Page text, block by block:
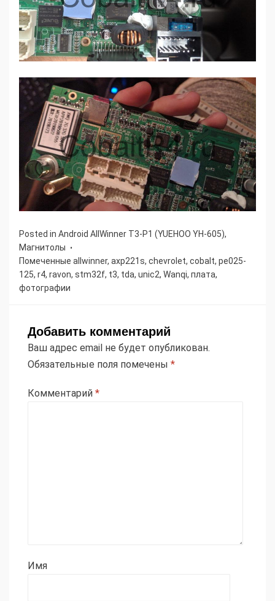
Posted in Android AllWinner T3-P1 (YUEHOO YH-605),
Магнитолы
Помеченные allwinner, axp221s, chevrolet, cobalt, pe025-
125, r4, ravon, stm32f, t3, tda, unic2, Wanqi, плата,
фотографии
Добавить комментарий
Ваш адрес email не будет опубликован.
Обязательные поля помечены *
Комментарий *
Имя